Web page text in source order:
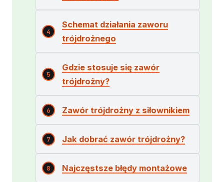
Schemat działania zaworu
trójdrożnego
Gdzie stosuje się zawór
trójdrożny?
Zawór trójdrożny z siłownikiem
Jak dobrać zawór trójdrożny?
Najczęstsze błędy montażowe